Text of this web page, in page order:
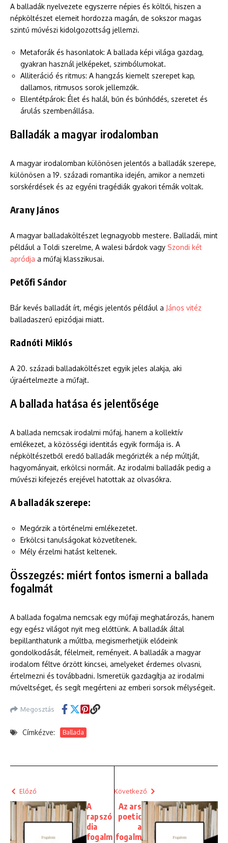
A balladák nyelvezete egyszerre népies és költői, hiszen a
népköltészet elemeit hordozza magán, de sokszor magas
szintű művészi kidolgozottság jellemzi.
Metaforák és hasonlatok: A ballada képi világa gazdag,
gyakran használ jelképeket, szimbólumokat.
Alliteráció és ritmus: A hangzás kiemelt szerepet kap,
dallamos, ritmusos sorok jellemzők.
Ellentétpárok: Élet és halál, bűn és bűnhődés, szeretet és
árulás szembenállása.
Balladák a magyar irodalomban
A magyar irodalomban különösen jelentős a balladák szerepe,
különösen a 19. századi romantika idején, amikor a nemzeti
sorskérdések és az egyéni tragédiák gyakori témák voltak.
Arany János
A magyar balladaköltészet legnagyobb mestere. Balladái, mint
például a Toldi szerelme, A walesi bárdok vagy Szondi két
apródja a műfaj klasszikusai.
Petőfi Sándor
Bár kevés balladát írt, mégis jelentős például a János vitéz
balladaszerű epizódjai miatt.
Radnóti Miklós
A 20. századi balladaköltészet egyik jeles alakja, aki
újraértelmezte a műfajt.
A ballada hatása és jelentősége
A ballada nemcsak irodalmi műfaj, hanem a kollektív
emlékezet, a közösségi identitás egyik formája is. A
népköltészetből eredő balladák megőrizték a nép múltját,
hagyományait, erkölcsi normáit. Az irodalmi balladák pedig a
művészi kifejezés erejével hatottak az olvasókra.
A balladák szerepe:
Megőrzik a történelmi emlékezetet.
Erkölcsi tanulságokat közvetítenek.
Mély érzelmi hatást keltenek.
Összegzés: miért fontos ismerni a ballada
fogalmát
A ballada fogalma nemcsak egy műfaji meghatározás, hanem
egy egész világot nyit meg előttünk. A balladák által
bepillanthatunk a múltba, megismerhetjük elődeink
gondolkodását, félelmeit, reményeit. A balladák a magyar
irodalom féltve őrzött kincsei, amelyeket érdemes olvasni,
értelmezni és továbbadni. Ismeretük gazdagítja az irodalmi
műveltséget, és segít megérteni az emberi sorsok mélységeit.
Megosztás
Címkézve: Ballada
Előző
A
rapszó
dia
fogalm
Következő
Az ars
poetic
a
fogalm